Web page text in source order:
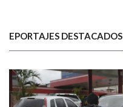
EPORTAJES DESTACADOS